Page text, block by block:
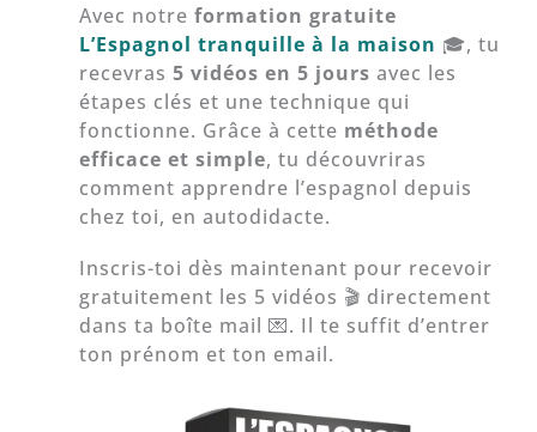
Avec notreformation gratuite
L’Espagnol tranquille à la maison 🎓, tu
recevras 5 vidéos en 5 jours avec les
étapes clés et une technique qui
fonctionne. Grâce à cette méthode
efficace et simple, tu découvriras
comment apprendre l’espagnol depuis
chez toi, en autodidacte.
Inscris-toi dès maintenant pour recevoir
gratuitement les 5 vidéos 🎬 directement
dans ta boîte mail 💌. Il te suffit d’entrer
ton prénom et ton email.